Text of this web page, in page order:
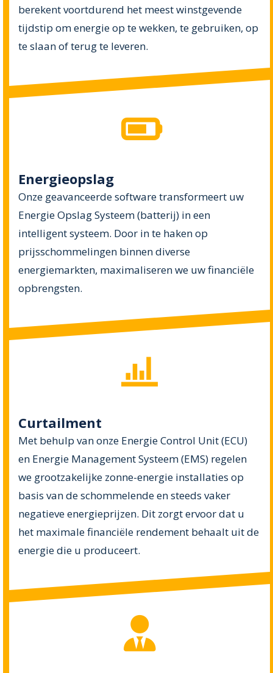
berekent voortdurend het meest winstgevende
tijdstip om energie op te wekken, te gebruiken, op
te slaan of terug te leveren.
Energieopslag
Onze geavanceerde software transformeert uw
Energie Opslag Systeem (batterij) in een
intelligent systeem. Door in te haken op
prijsschommelingen binnen diverse
energiemarkten, maximaliseren we uw financiële
opbrengsten.
Curtailment
Met behulp van onze Energie Control Unit (ECU)
en Energie Management Systeem (EMS) regelen
we grootzakelijke zonne-energie installaties op
basis van de schommelende en steeds vaker
negatieve energieprijzen. Dit zorgt ervoor dat u
het maximale financiële rendement behaalt uit de
energie die u produceert.